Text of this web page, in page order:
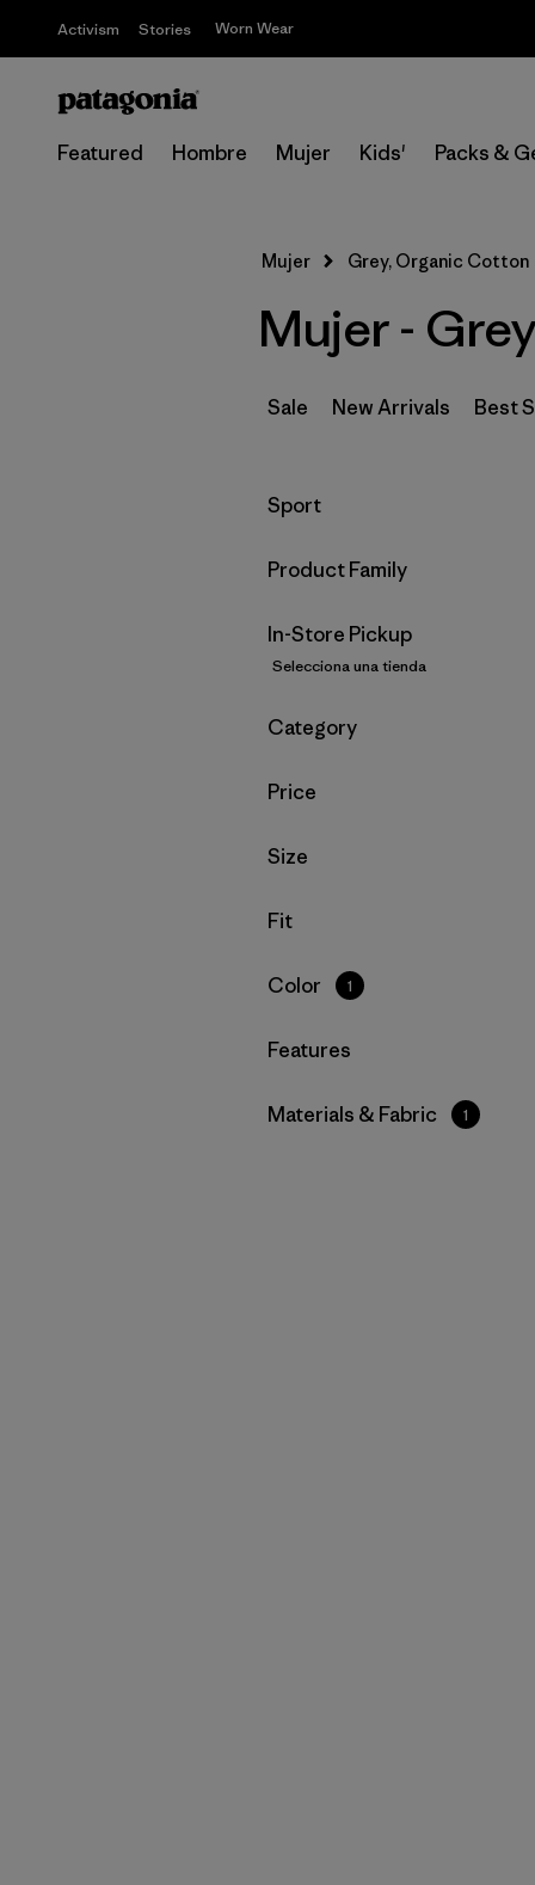
Activism Stories Worn Wear
Featured Hombre Mujer Kids' Packs &
Mujer Grey, Organic Cotton
Mujer -
Sale New Arrivals Best
Filtrar por
Sport
Filtrar por
Product Family
In-Store Pickup
Selecciona una tienda
Filtrar por
Category
Filtrar por
Price
Filtrar por
Size
Filtrar por
Fit
Filtrar por
Color 1
Filtrar por
Features
Filtrar por
Materials & Fabric 1